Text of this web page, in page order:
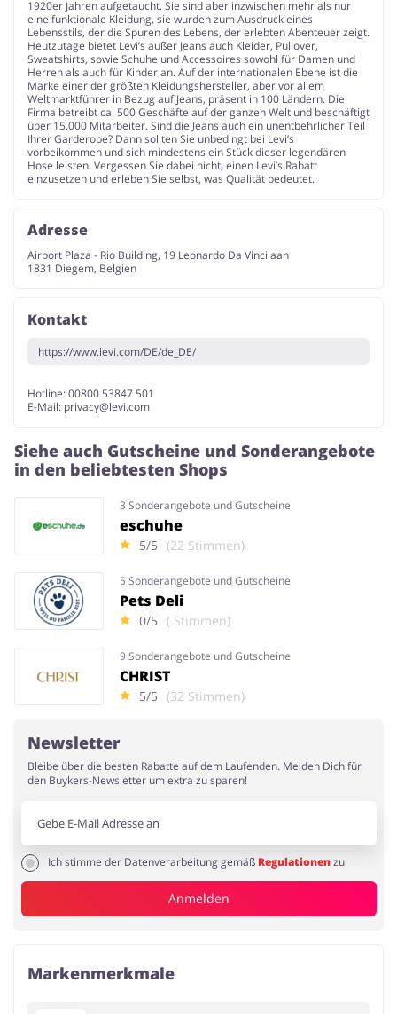
1920er Jahren aufgetaucht. Sie sind aber inzwischen mehr als nur
eine funktionale Kleidung, sie wurden zum Ausdruck eines
Lebensstils, der die Spuren des Lebens, der erlebten Abenteuer zeigt.
Heutzutage bietet Levi’s außer Jeans auch Kleider, Pullover,
Sweatshirts, sowie Schuhe und Accessoires sowohl für Damen und
Herren als auch für Kinder an. Auf der internationalen Ebene ist die
Marke einer der größten Kleidungshersteller, aber vor allem
Weltmarktführer in Bezug auf Jeans, präsent in 100 Ländern. Die
Firma betreibt ca. 500 Geschäfte auf der ganzen Welt und beschäftigt
über 15.000 Mitarbeiter. Sind die Jeans auch ein unentbehrlicher Teil
Ihrer Garderobe? Dann sollten Sie unbedingt bei Levi’s
vorbeikommen und sich mindestens ein Stück dieser legendären
Hose leisten. Vergessen Sie dabei nicht, einen Levi’s Rabatt
einzusetzen und erleben Sie selbst, was Qualität bedeutet.
Adresse
Airport Plaza - Rio Building, 19 Leonardo Da Vincilaan
1831 Diegem, Belgien
Kontakt
https://www.levi.com/DE/de_DE/
Hotline: 00800 53847 501
E-Mail: privacy@levi.com
Siehe auch Gutscheine und Sonderangebote
in den beliebtesten Shops
3 Sonderangebote und Gutscheine
eschuhe
5/5 (22 Stimmen)
5 Sonderangebote und Gutscheine
Pets Deli
0/5 ( Stimmen)
9 Sonderangebote und Gutscheine
CHRIST
5/5 (32 Stimmen)
Newsletter
Bleibe über die besten Rabatte auf dem Laufenden. Melden Dich für
den Buykers-Newsletter um extra zu sparen!
Ich stimme der Datenverarbeitung gemäß Regulationenzu
Anmelden
Markenmerkmale